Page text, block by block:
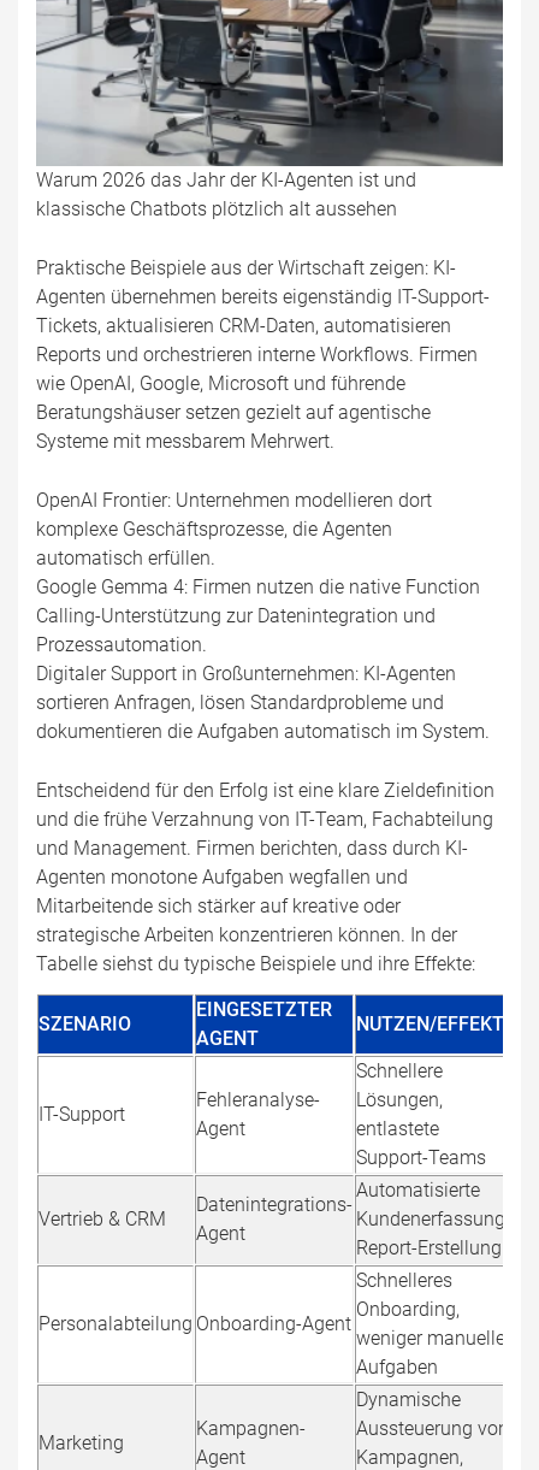
Warum 2026 das Jahr der KI-Agenten ist und
klassische Chatbots plötzlich alt aussehen
Praktische Beispiele aus der Wirtschaft zeigen: KI-
Agenten übernehmen bereits eigenständig IT-Support-
Tickets, aktualisieren CRM-Daten, automatisieren
Reports und orchestrieren interne Workflows. Firmen
wie OpenAI, Google, Microsoft und führende
Beratungshäuser setzen gezielt auf agentische
Systeme mit messbarem Mehrwert.
OpenAI Frontier: Unternehmen modellieren dort
komplexe Geschäftsprozesse, die Agenten
automatisch erfüllen.
Google Gemma 4: Firmen nutzen die native Function
Calling-Unterstützung zur Datenintegration und
Prozessautomation.
Digitaler Support in Großunternehmen: KI-Agenten
sortieren Anfragen, lösen Standardprobleme und
dokumentieren die Aufgaben automatisch im System.
Entscheidend für den Erfolg ist eine klare Zieldefinition
und die frühe Verzahnung von IT-Team, Fachabteilung
und Management. Firmen berichten, dass durch KI-
Agenten monotone Aufgaben wegfallen und
Mitarbeitende sich stärker auf kreative oder
strategische Arbeiten konzentrieren können. In der
Tabelle siehst du typische Beispiele und ihre Effekte:
SZENARIO
EINGESETZTER
AGENT
NUTZEN/EFFEKT
IT-Support
Fehleranalyse-
Agent
Schnellere
Lösungen,
entlastete
Support-Teams
Vertrieb & CRM
Datenintegrations-
Agent
Automatisierte
Kundenerfassung,
Report-Erstellung
Personalabteilung Onboarding-Agent
Schnelleres
Onboarding,
weniger manuelle
Aufgaben
Marketing
Kampagnen-
Agent
Dynamische
Aussteuerung von
Kampagnen,